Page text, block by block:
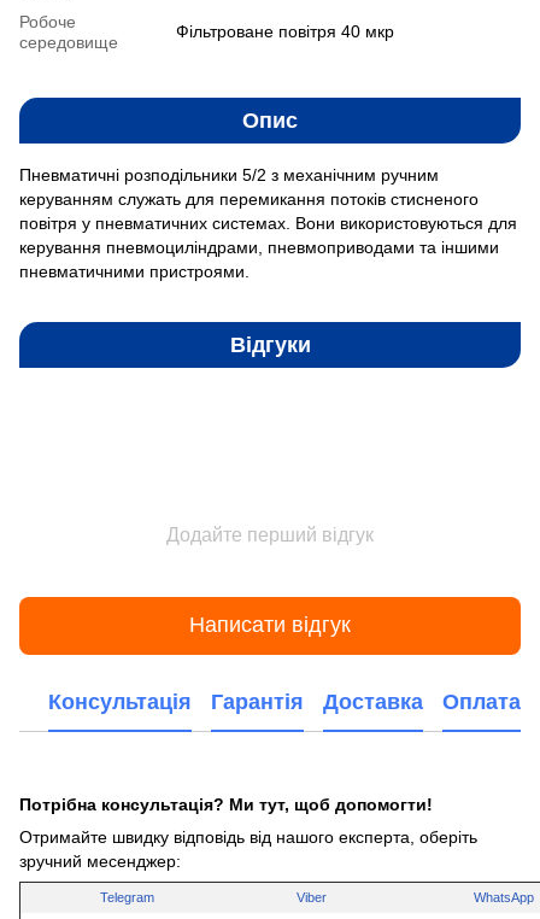
Робоче
середовище
Фільтроване повітря 40 мкр
Опис
Пневматичні розподільники 5/2 з механічним ручним
керуванням служать для перемикання потоків стисненого
повітря у пневматичних системах. Вони використовуються для
керування пневмоциліндрами, пневмоприводами та іншими
пневматичними пристроями.
Відгуки
Додайте перший відгук
Написати відгук
Консультація Гарантія Доставка Оплата
Потрібна консультація? Ми тут, щоб допомогти!
Отримайте швидку відповідь від нашого експерта, оберіть
зручний месенджер:
Telegram Viber WhatsApp